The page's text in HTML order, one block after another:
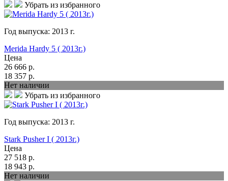
Убрать из избранного
Год выпуска: 2013 г.
Merida Hardy 5 ( 2013г.)
Цена
26 666 р.
18 357 р.
Нет наличии
Убрать из избранного
Год выпуска: 2013 г.
Stark Pusher I ( 2013г.)
Цена
27 518 р.
18 943 р.
Нет наличии